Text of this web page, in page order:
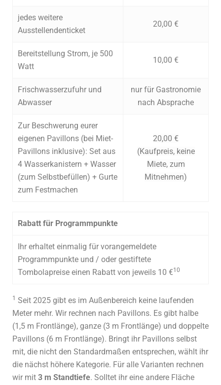
jedes weitere
Ausstellendenticket
20,00 €
Bereitstellung Strom, je 500
Watt
10,00 €
Frischwasserzufuhr und
Abwasser
nur für Gastronomie
nach Absprache
Zur Beschwerung eurer
eigenen Pavillons (bei Miet-
Pavillons inklusive): Set aus
4 Wasserkanistern + Wasser
(zum Selbstbefüllen) + Gurte
zum Festmachen
20,00 €
(Kaufpreis, keine
Miete, zum
Mitnehmen)
Rabatt für Programmpunkte
Ihr erhaltet einmalig für vorangemeldete
Programmpunkte und / oder gestiftete
Tombolapreise einen Rabatt von jeweils 10 €10
1 Seit 2025 gibt es im Außenbereich keine laufenden
Meter mehr. Wir rechnen nach Pavillons. Es gibt halbe
(1,5 m Frontlänge), ganze (3 m Frontlänge) und doppelte
Pavillons (6 m Frontlänge). Bringt ihr Pavillons selbst
mit, die nicht den Standardmaßen entsprechen, wählt ihr
die nächst höhere Kategorie. Für alle Varianten rechnen
wir mit 3 m Standtiefe. Solltet ihr eine andere Fläche